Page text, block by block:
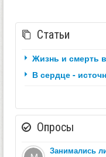
Статьи
Жизнь и смерть
В сердце -
Опросы
Занимались